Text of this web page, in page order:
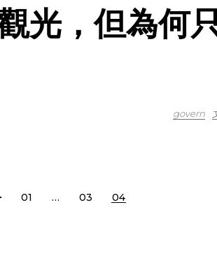
光，但為何
govern
01 … 03 04